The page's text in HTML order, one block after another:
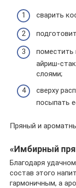
сварить
поместить
айриш-
слоями;
сверху
посыпать
Пряный и
«Имбирный
Благодаря
состав этого
гармоничным, а